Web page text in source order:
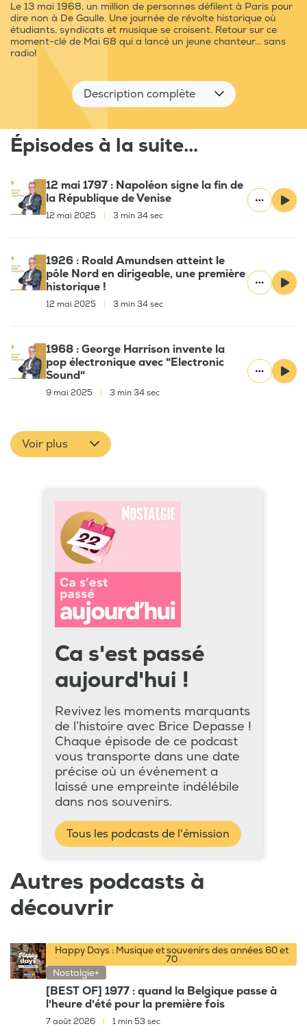
Le 13 mai 1968, un million de personnes défilent à Paris pour
dire non à De Gaulle. Une journée de révolte historique où
étudiants, syndicats et musique se croisent. Retour sur ce
moment-clé de Mai 68 qui a lancé un jeune chanteur… sans
radio!
Description complète
Épisodes à la suite...
12 mai 1797 : Napoléon signe la fin de
la République de Venise
12 mai 2025 3 min 34 sec
1926 : Roald Amundsen atteint le
pôle Nord en dirigeable, une première
historique !
12 mai 2025 3 min 34 sec
1968 : George Harrison invente la
pop électronique avec "Electronic
Sound"
9 mai 2025 3 min 34 sec
Voir plus
Ca s'est passé
aujourd'hui !
Revivez les moments marquants
de l’histoire avec Brice Depasse !
Chaque épisode de ce podcast
vous transporte dans une date
précise où un événement a
laissé une empreinte indélébile
dans nos souvenirs.
Tous les podcasts de l'émission
Autres podcasts à
découvrir
Happy Days : Musique et souvenirs des années 60 et
70
Nostalgie+
[BEST OF] 1977 : quand la Belgique passe à
l'heure d'été pour la première fois
7 août 2026 1 min 53 sec